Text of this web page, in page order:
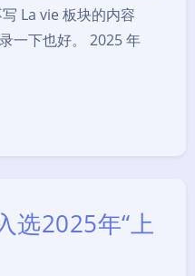
La vie 板块的内容
一下也好。 2025 年
选2025年“上